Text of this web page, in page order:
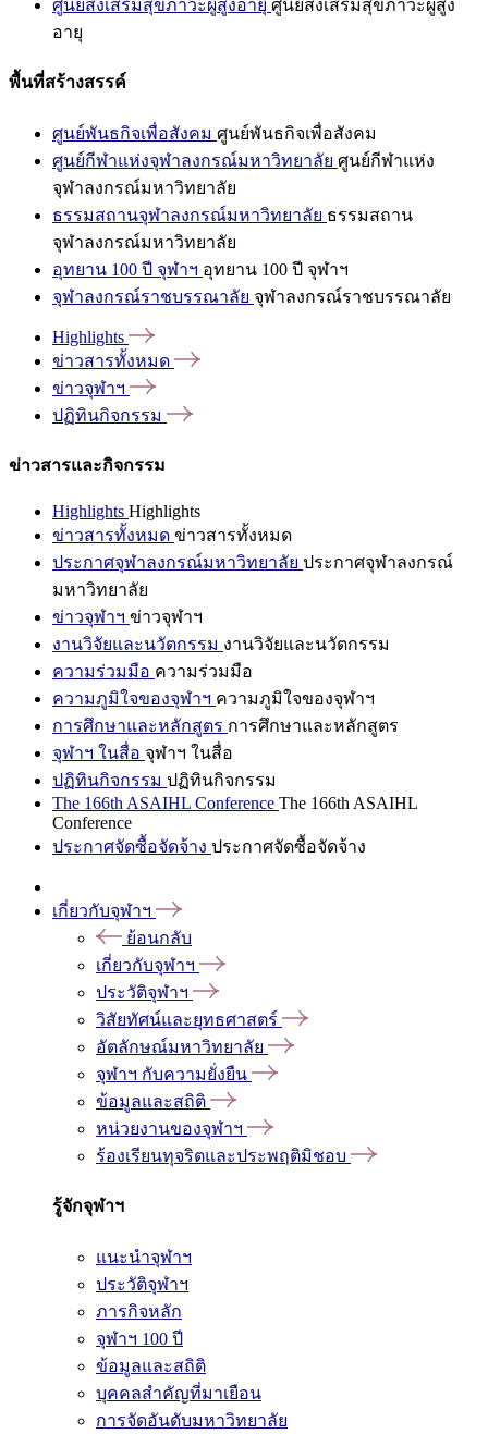
ศูนย์ส่งเสริมสุขภาวะผู้สูงอายุ ศูนย์ส่งเสริมสุขภาวะผู้สูง
อายุ
พื้นที่สร้างสรรค์
ศูนย์พันธกิจเพื่อสังคม ศูนย์พันธกิจเพื่อสังคม
ศูนย์กีฬาแห่งจุฬาลงกรณ์มหาวิทยาลัย ศูนย์กีฬาแห่ง
จุฬาลงกรณ์มหาวิทยาลัย
ธรรมสถานจุฬาลงกรณ์มหาวิทยาลัย ธรรมสถาน
จุฬาลงกรณ์มหาวิทยาลัย
อุทยาน 100 ปี จุฬาฯ อุทยาน 100 ปี จุฬาฯ
จุฬาลงกรณ์ราชบรรณาลัย จุฬาลงกรณ์ราชบรรณาลัย
Highlights
ข่าวสารทั้งหมด
ข่าวจุฬาฯ
ปฏิทินกิจกรรม
ข่าวสารและกิจกรรม
Highlights Highlights
ข่าวสารทั้งหมด ข่าวสารทั้งหมด
ประกาศจุฬาลงกรณ์มหาวิทยาลัย ประกาศจุฬาลงกรณ์
มหาวิทยาลัย
ข่าวจุฬาฯ ข่าวจุฬาฯ
งานวิจัยและนวัตกรรม งานวิจัยและนวัตกรรม
ความร่วมมือ ความร่วมมือ
ความภูมิใจของจุฬาฯ ความภูมิใจของจุฬาฯ
การศึกษาและหลักสูตร การศึกษาและหลักสูตร
จุฬาฯ ในสื่อ จุฬาฯ ในสื่อ
ปฏิทินกิจกรรม ปฏิทินกิจกรรม
The 166th ASAIHL Conference The 166th ASAIHL
Conference
ประกาศจัดซื้อจัดจ้าง ประกาศจัดซื้อจัดจ้าง
เกี่ยวกับจุฬาฯ
ย้อนกลับ
เกี่ยวกับจุฬาฯ
ประวัติจุฬาฯ
วิสัยทัศน์และยุทธศาสตร์
อัตลักษณ์มหาวิทยาลัย
จุฬาฯ กับความยั่งยืน
ข้อมูลและสถิติ
หน่วยงานของจุฬาฯ
ร้องเรียนทุจริตและประพฤติมิชอบ
รู้จักจุฬาฯ
แนะนำจุฬาฯ
ประวัติจุฬาฯ
ภารกิจหลัก
จุฬาฯ 100 ปี
ข้อมูลและสถิติ
บุคคลสำคัญที่มาเยือน
การจัดอันดับมหาวิทยาลัย